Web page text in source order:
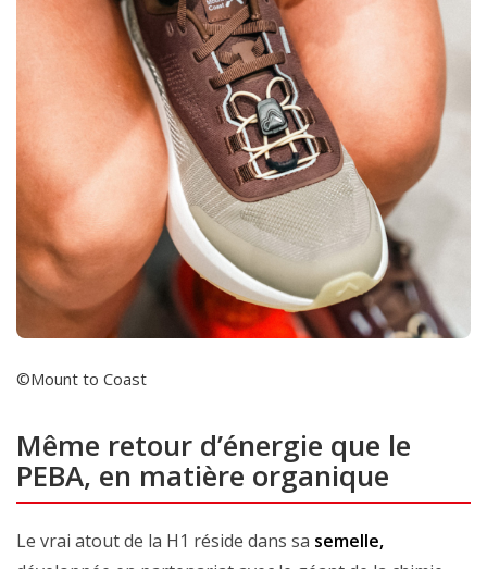
©Mount to Coast
Même retour d’énergie que le
PEBA, en matière organique
Le vrai atout de la H1 réside dans sa semelle,